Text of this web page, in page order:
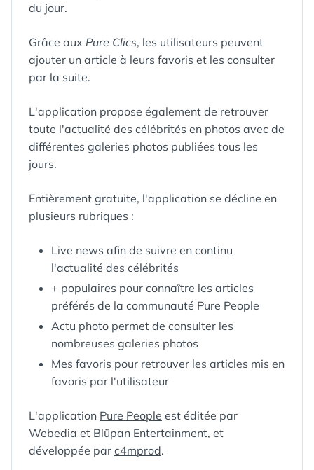
du jour.
Grâce aux Pure Clics, les utilisateurs peuvent
ajouter un article à leurs favoris et les consulter
par la suite.
L'application propose également de retrouver
toute l'actualité des célébrités en photos avec de
différentes galeries photos publiées tous les
jours.
Entièrement gratuite, l'application se décline en
plusieurs rubriques :
Live news afin de suivre en continu
l'actualité des célébrités
+ populaires pour connaître les articles
préférés de la communauté Pure People
Actu photo permet de consulter les
nombreuses galeries photos
Mes favoris pour retrouver les articles mis en
favoris par l'utilisateur
L'application Pure People est éditée par
Webedia et Blüpan Entertainment, et
développée par c4mprod.
ÉTIQUETTES :
ACTUALITÉS,
APP,